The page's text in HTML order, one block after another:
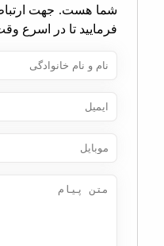
هست. جهت ارتباط با ما،
تا در اسرع وقت مورد